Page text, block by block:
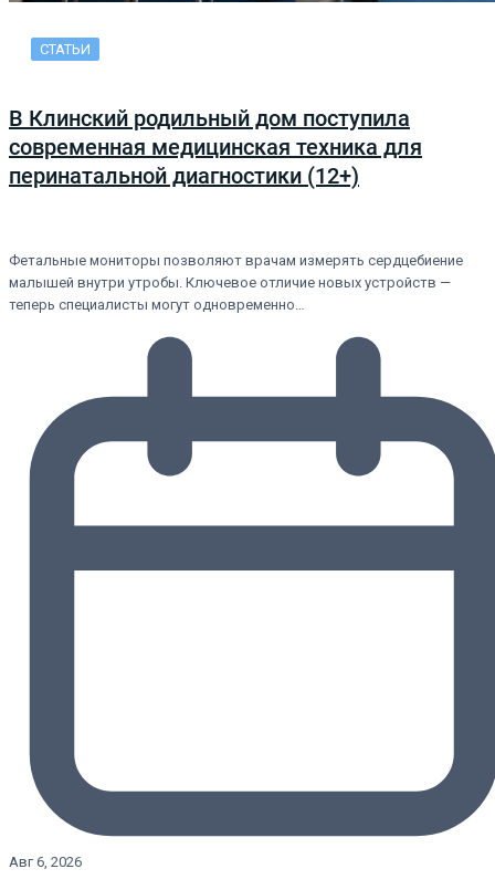
СТАТЬИ
В Клинский родильный дом поступила
современная медицинская техника для
перинатальной диагностики (12+)
Фетальные мониторы позволяют врачам измерять сердцебиение
малышей внутри утробы. Ключевое отличие новых устройств —
теперь специалисты могут одновременно…
Авг 6, 2026